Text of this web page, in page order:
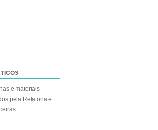
e materiais
pela Relatoria e